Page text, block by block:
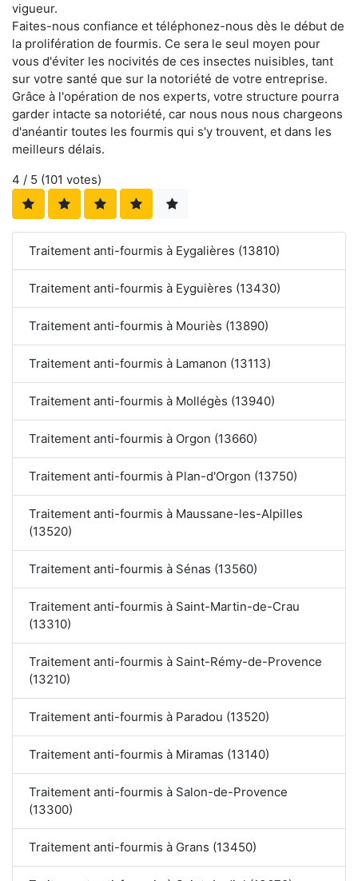
vigueur.
Faites-nous confiance et téléphonez-nous dès le début de
la prolifération de fourmis. Ce sera le seul moyen pour
vous d'éviter les nocivités de ces insectes nuisibles, tant
sur votre santé que sur la notoriété de votre entreprise.
Grâce à l'opération de nos experts, votre structure pourra
garder intacte sa notoriété, car nous nous nous chargeons
d'anéantir toutes les fourmis qui s'y trouvent, et dans les
meilleurs délais.
4 / 5 (101 votes)
Traitement anti-fourmis à Eygalières (13810)
Traitement anti-fourmis à Eyguières (13430)
Traitement anti-fourmis à Mouriès (13890)
Traitement anti-fourmis à Lamanon (13113)
Traitement anti-fourmis à Mollégès (13940)
Traitement anti-fourmis à Orgon (13660)
Traitement anti-fourmis à Plan-d'Orgon (13750)
Traitement anti-fourmis à Maussane-les-Alpilles
(13520)
Traitement anti-fourmis à Sénas (13560)
Traitement anti-fourmis à Saint-Martin-de-Crau
(13310)
Traitement anti-fourmis à Saint-Rémy-de-Provence
(13210)
Traitement anti-fourmis à Paradou (13520)
Traitement anti-fourmis à Miramas (13140)
Traitement anti-fourmis à Salon-de-Provence
(13300)
Traitement anti-fourmis à Grans (13450)